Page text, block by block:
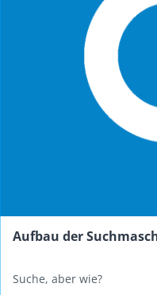
Aufbau der
Suche, aber wie?